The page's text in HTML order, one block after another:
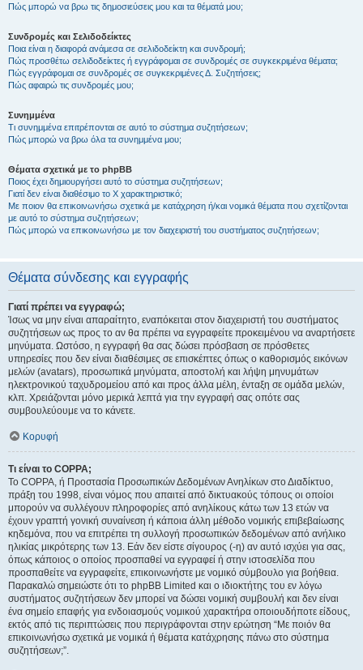
Πώς μπορώ να βρω τις δημοσιεύσεις μου και τα θέματά μου;
Συνδρομές και Σελιδοδείκτες
Ποια είναι η διαφορά ανάμεσα σε σελιδοδείκτη και συνδρομή;
Πώς προσθέτω σελιδοδείκτες ή εγγράφομαι σε συνδρομές σε συγκεκριμένα θέματα;
Πώς εγγράφομαι σε συνδρομές σε συγκεκριμένες Δ. Συζητήσεις;
Πώς αφαιρώ τις συνδρομές μου;
Συνημμένα
Τι συνημμένα επιτρέπονται σε αυτό το σύστημα συζητήσεων;
Πώς μπορώ να βρω όλα τα συνημμένα μου;
Θέματα σχετικά με το phpBB
Ποιος έχει δημιουργήσει αυτό το σύστημα συζητήσεων;
Γιατί δεν είναι διαθέσιμο το Χ χαρακτηριστικό;
Με ποιον θα επικοινωνήσω σχετικά με κατάχρηση ή/και νομικά θέματα που σχετίζονται
με αυτό το σύστημα συζητήσεων;
Πώς μπορώ να επικοινωνήσω με τον διαχειριστή του συστήματος συζητήσεων;
Θέματα σύνδεσης και εγγραφής
Γιατί πρέπει να εγγραφώ;
Ίσως να μην είναι απαραίτητο, εναπόκειται στον διαχειριστή του συστήματος
συζητήσεων ως προς το αν θα πρέπει να εγγραφείτε προκειμένου να αναρτήσετε
μηνύματα. Ωστόσο, η εγγραφή θα σας δώσει πρόσβαση σε πρόσθετες
υπηρεσίες που δεν είναι διαθέσιμες σε επισκέπτες όπως ο καθορισμός εικόνων
μελών (avatars), προσωπικά μηνύματα, αποστολή και λήψη μηνυμάτων
ηλεκτρονικού ταχυδρομείου από και προς άλλα μέλη, ένταξη σε ομάδα μελών,
κλπ. Χρειάζονται μόνο μερικά λεπτά για την εγγραφή σας οπότε σας
συμβουλεύουμε να το κάνετε.
Κορυφή
Τι είναι το COPPA;
Το COPPA, ή Προστασία Προσωπικών Δεδομένων Ανηλίκων στο Διαδίκτυο,
πράξη του 1998, είναι νόμος που απαιτεί από δικτυακούς τόπους οι οποίοι
μπορούν να συλλέγουν πληροφορίες από ανηλίκους κάτω των 13 ετών να
έχουν γραπτή γονική συναίνεση ή κάποια άλλη μέθοδο νομικής επιβεβαίωσης
κηδεμόνα, που να επιτρέπει τη συλλογή προσωπικών δεδομένων από ανήλικο
ηλικίας μικρότερης των 13. Εάν δεν είστε σίγουρος (-η) αν αυτό ισχύει για σας,
όπως κάποιος ο οποίος προσπαθεί να εγγραφεί ή στην ιστοσελίδα που
προσπαθείτε να εγγραφείτε, επικοινωνήστε με νομικό σύμβουλο για βοήθεια.
Παρακαλώ σημειώστε ότι το phpBB Limited και ο ιδιοκτήτης του εν λόγω
συστήματος συζητήσεων δεν μπορεί να δώσει νομική συμβουλή και δεν είναι
ένα σημείο επαφής για ενδοιασμούς νομικού χαρακτήρα οποιουδήποτε είδους,
εκτός από τις περιπτώσεις που περιγράφονται στην ερώτηση “Με ποιόν θα
επικοινωνήσω σχετικά με νομικά ή θέματα κατάχρησης πάνω στο σύστημα
συζητήσεων;”.